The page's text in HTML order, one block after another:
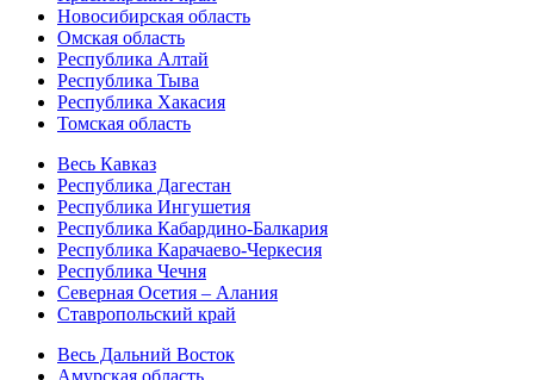
Новосибирская область
Омская область
Республика Алтай
Республика Тыва
Республика Хакасия
Томская область
Весь Кавказ
Республика Дагестан
Республика Ингушетия
Республика Кабардино-Балкария
Республика Карачаево-Черкесия
Республика Чечня
Северная Осетия – Алания
Ставропольский край
Весь Дальний Восток
Амурская область